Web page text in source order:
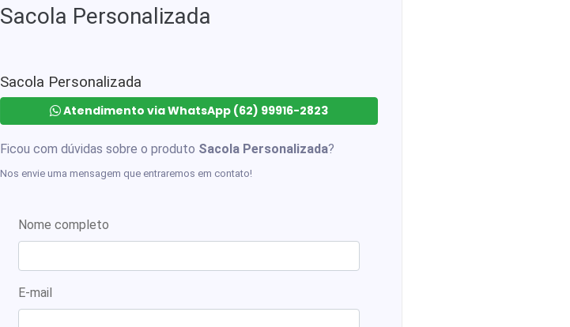
Sacola Personalizada
Sacola Personalizada
Atendimento via WhatsApp (62) 99916-2823
Ficou com dúvidas sobre o produto Sacola Personalizada?
Nos envie uma mensagem que entraremos em contato!
Nome completo
E-mail